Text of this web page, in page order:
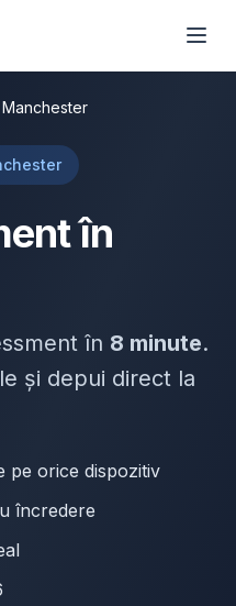
în
în 8 minute.
și depui direct la
pe orice dispozitiv
încredere